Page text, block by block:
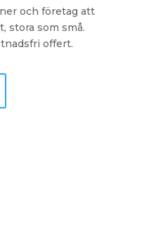
och företag att
stora som små.
offert.